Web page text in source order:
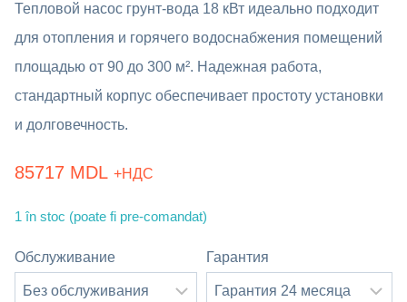
Тепловой насос грунт-вода 18 кВт идеально подходит
для отопления и горячего водоснабжения помещений
площадью от 90 до 300 м². Надежная работа,
стандартный корпус обеспечивает простоту установки
и долговечность.
85717 MDL +НДС
1 în stoc (poate fi pre-comandat)
Обслуживание Гарантия